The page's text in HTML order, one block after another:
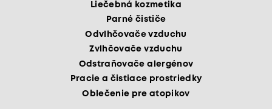
Liečebná kozmetika
Parné čističe
Odvlhčovače vzduchu
Zvlhčovače vzduchu
Odstraňovače alergénov
Pracie a čistiace prostriedky
Oblečenie pre atopikov